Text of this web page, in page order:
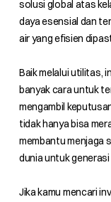
solusi global atas
daya esensial dan
air yang efisien
Baik melalui utilitas,
banyak cara untuk
mengambil
tidak hanya bisa
membantu menjaga
dunia untuk
Jika kamu mencari